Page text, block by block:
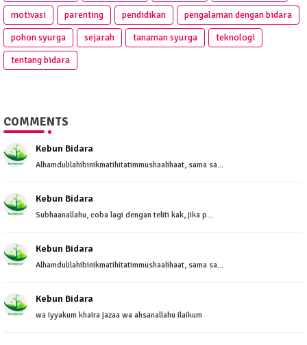
motivasi
parenting pendidikan
pengalaman dengan bidara
pohon syurga
sejarah tanaman syurga
teknologi
tentang bidara
COMMENTS
Kebun Bidara
Alhamdulilahibinikmatihitatimmushaalihaat, sama sa...
Kebun Bidara
Subhaanallahu, coba lagi dengan teliti kak, jika p...
Kebun Bidara
Alhamdulilahibinikmatihitatimmushaalihaat, sama sa...
Kebun Bidara
wa iyyakum khaira jazaa wa ahsanallahu ilaikum